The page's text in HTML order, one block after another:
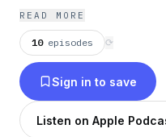
que encuentre en
emprendemos.
apoyarme
compartiendo sus
mundo de la música. Donaciones:
https://paypal.me/
READ MORE
10 episodes ⟳
Sign in to save
Listen on Apple